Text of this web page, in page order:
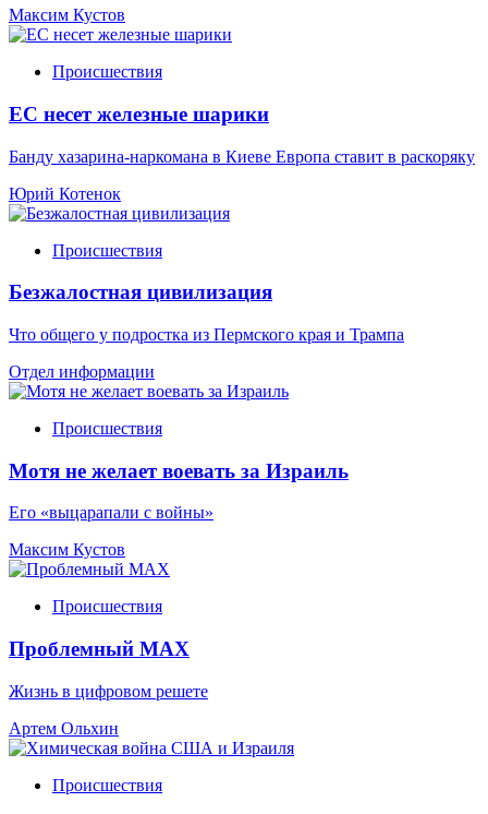
Максим Кустов
Происшествия
ЕС несет железные шарики
Банду хазарина-наркомана в Киеве Европа ставит в раскоряку
Юрий Котенок
Происшествия
Безжалостная цивилизация
Что общего у подростка из Пермского края и Трампа
Отдел информации
Происшествия
Мотя не желает воевать за Израиль
Его «выцарапали с войны»
Максим Кустов
Происшествия
Проблемный МАХ
Жизнь в цифровом решете
Артем Ольхин
Происшествия